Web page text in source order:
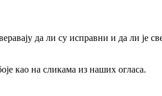
да ли су исправни и да ли је
као на сликама из наших огласа.